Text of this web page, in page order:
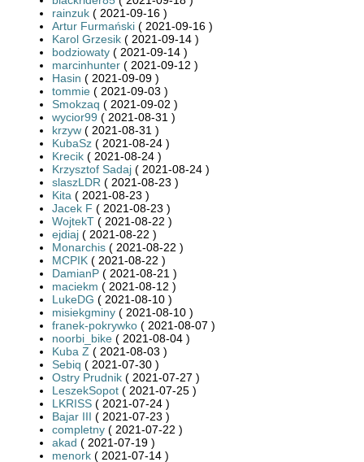
rainzuk ( 2021-09-16 )
Artur Furmański ( 2021-09-16 )
Karol Grzesik ( 2021-09-14 )
bodziowaty ( 2021-09-14 )
marcinhunter ( 2021-09-12 )
Hasin ( 2021-09-09 )
tommie ( 2021-09-03 )
Smokzaq ( 2021-09-02 )
wycior99 ( 2021-08-31 )
krzyw ( 2021-08-31 )
KubaSz ( 2021-08-24 )
Krecik ( 2021-08-24 )
Krzysztof Sadaj ( 2021-08-24 )
slaszLDR ( 2021-08-23 )
Kita ( 2021-08-23 )
Jacek F ( 2021-08-23 )
WojtekT ( 2021-08-22 )
ejdiaj ( 2021-08-22 )
Monarchis ( 2021-08-22 )
MCPIK ( 2021-08-22 )
DamianP ( 2021-08-21 )
maciekm ( 2021-08-12 )
LukeDG ( 2021-08-10 )
misiekgminy ( 2021-08-10 )
franek-pokrywko ( 2021-08-07 )
noorbi_bike ( 2021-08-04 )
Kuba Z ( 2021-08-03 )
Sebiq ( 2021-07-30 )
Ostry Prudnik ( 2021-07-27 )
LeszekSopot ( 2021-07-25 )
LKRISS ( 2021-07-24 )
Bajar III ( 2021-07-23 )
completny ( 2021-07-22 )
akad ( 2021-07-19 )
menork ( 2021-07-14 )